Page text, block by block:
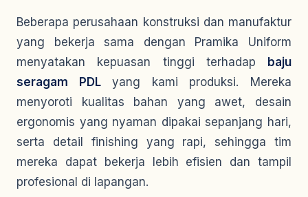
Beberapa perusahaan konstruksi dan manufaktur
yang bekerja sama dengan Pramika Uniform
menyatakan kepuasan tinggi terhadap
baju
seragam PDLyang kami produksi. Mereka
menyoroti kualitas bahan yang awet, desain
ergonomis yang nyaman dipakai sepanjang hari,
serta detail finishing yang rapi, sehingga tim
mereka dapat bekerja lebih efisien dan tampil
profesional di lapangan.